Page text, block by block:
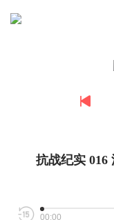
抗战纪实 016
00:00